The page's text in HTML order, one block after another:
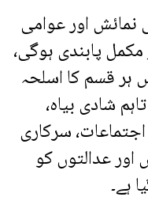
کی نمائش اور عوامی
پابندی ہوگی،
ہر قسم کا اسلحہ
شادی بیاہ،
سرکاری
عدالتوں کو
ہے۔